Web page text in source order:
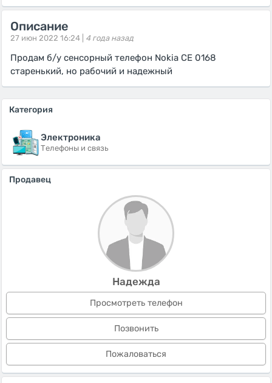
Описание
27 июн 2022 16:24 | 4 года назад
Продам б/у сенсорный телефон Nokia CE 0168
старенький, но рабочий и надежный
Категория
Электроника
Телефоны и связь
Продавец
Надежда
Просмотреть телефон
Позвонить
Пожаловаться